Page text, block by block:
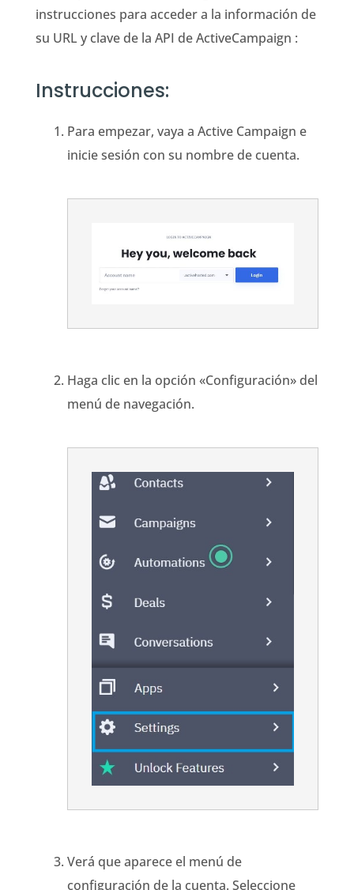
instrucciones para acceder a la información de
su URL y clave de la API de ActiveCampaign :
Instrucciones:
Para empezar, vaya a Active Campaign e
inicie sesión con su nombre de cuenta.
Haga clic en la opción «Configuración» del
menú de navegación.
Verá que aparece el menú de
configuración de la cuenta. Seleccione